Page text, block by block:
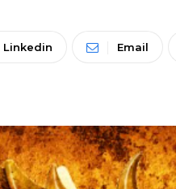
Linkedin Email